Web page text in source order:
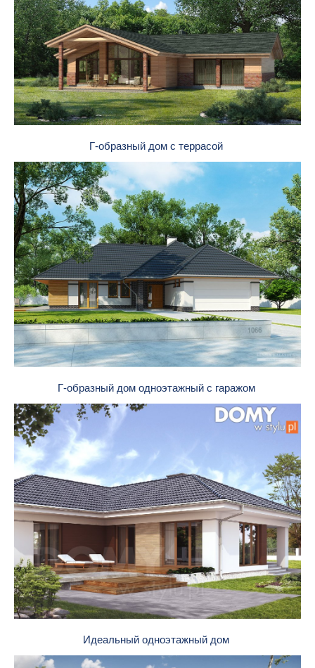
Г-образный дом с террасой
Г-образный дом одноэтажный с гаражом
Идеальный одноэтажный дом